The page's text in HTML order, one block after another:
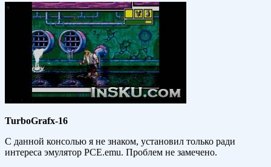
TurboGrafx-16
С данной консолью я не знаком, установил только ради
интереса эмулятор PCE.emu. Проблем не замечено.